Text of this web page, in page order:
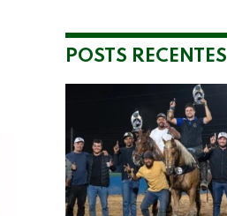
POSTS RECENTES